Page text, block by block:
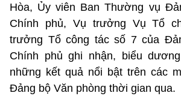
Hòa, Ủy viên Ban Thường vụ
Chính phủ, Vụ trưởng Vụ Tổ
trưởng Tổ công tác số 7 của
Chính phủ ghi nhận, biểu
những kết quả nổi bật trên các
Đảng bộ Văn phòng thời gian qua.